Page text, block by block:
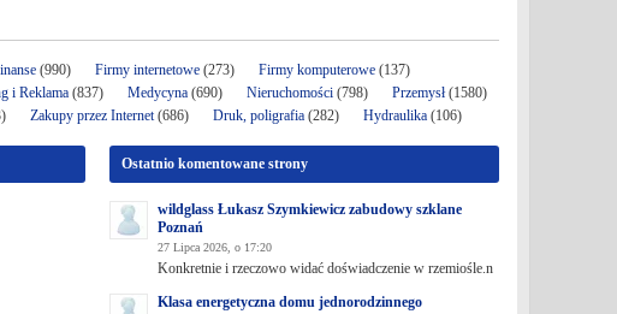
(990) Firmy internetowe (273) Firmy komputerowe (137)
i Reklama (837) Medycyna (690) Nieruchomości (798) Przemysł(1580)
Zakupy przez Internet(686) Druk, poligrafia (282) Hydraulika (106)
Ostatnio komentowane strony
wildglass Łukasz Szymkiewicz zabudowy szklane
Poznań
27 Lipca 2026, o 17:20
Konkretnie i rzeczowo widać doświadczenie w rzemiośle.n
Klasa energetyczna domu jednorodzinnego